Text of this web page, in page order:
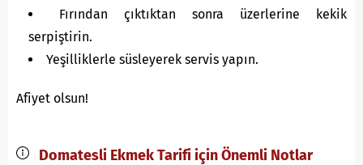
Fırından çıktıktan sonra üzerlerine kekik
serpiştirin.
Yeşilliklerle süsleyerek servis yapın.
Afiyet olsun!
Domatesli Ekmek Tarifi için Önemli Notlar